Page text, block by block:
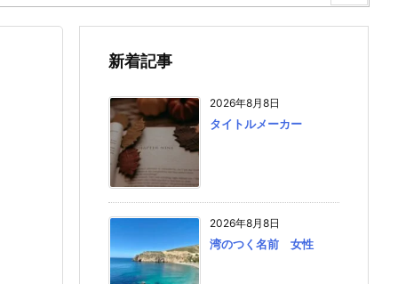
新着記事
2026年8月8日
タイトルメーカー
2026年8月8日
湾のつく名前 女性